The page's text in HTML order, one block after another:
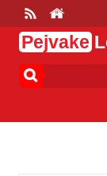
Pejvake